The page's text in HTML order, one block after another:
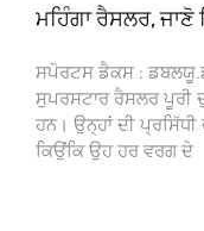
ਮਹਿੰਗਾ ਰੈਸਲਰ, ਜਾਣੋ
ਸਪੋਰਟਸ ਡੈਕਸ :
ਸੁਪਰਸਟਾਰ ਰੈਸਲਰ ਪੂਰੀ
ਹਨ। ਉਨ੍ਹਾਂ ਦੀ ਪ੍ਰਸਿੱਧੀ
ਕਿਉਂਕਿ ਉਹ ਹਰ ਵਰਗ ਦੇ